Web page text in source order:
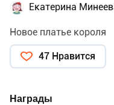
Екатерина
Новое платье короля
47 Нравится
Награды